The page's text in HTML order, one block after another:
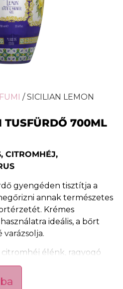
/ SICILIAN LEMON
TUSFÜRDŐ 700ML
CITROMHÉJ,
gyengéden tisztítja a
annak természetes
Krémes
ideális, a bőrt
varázsolja.
citromhéj élénk, ragyogó
nyitást, amelyet a
tónusa tesz